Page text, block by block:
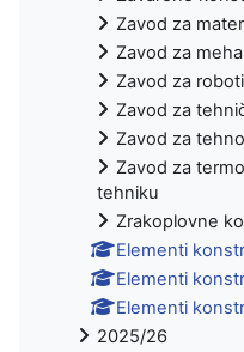
Zavod za
Zavod za
Zavod za
Zavod za
Zavod za
Zavod za
tehniku
Zrakoplovne
Elementi
Elementi
Elementi
2025/26